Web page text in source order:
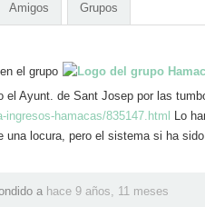
Amigos Grupos
el grupo
el Ayunt. de Sant Josep por las
ingresos-hamacas/835147.html
Lo
una locura, pero el sistema si ha
a hace 9 años, 11 meses